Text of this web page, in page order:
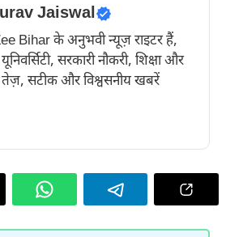
Jaiswal
Bihar के अनुभवी न्यूज़ राइटर हैं,
यूनिवर्सिटी, सरकारी नौकरी, शिक्षा और
सटीक और विश्वसनीय खबरें